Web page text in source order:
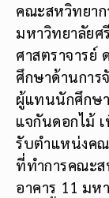
คณะสหวิทยาก
มหาวิทยาลัย
ศาสตราจาร
ศึกษาด้านการ
ผู้แทนนักศึกษ
แจกันดอกไม้
รับตำแหน่งค
ที่ทำการคณะส
อาคาร 11 มห